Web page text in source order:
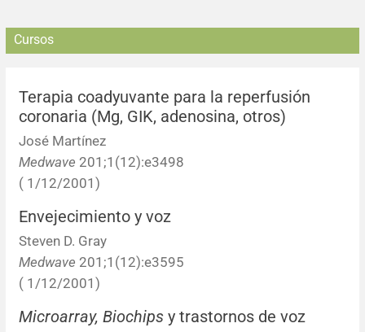
De los editores
Editoriales
Comentarios
Cartas a los editores
Errata y notas de reserva
Agradecimientos
Impressum
Estudios originales
Estudios cualitativos
Revisiones sistemáticas
Protocolos
Evaluaciones económicas
Análisis
Revisiones clínicas
Artículos de revisión
Notas metodológicas
Comunicaciones breves
Problemas de salud pública
Notas históricas y reseñas
Reporte de caso
Notas técnicas
Descripción
Cursos
Terapia coadyuvante para la reperfusión
coronaria (Mg, GIK, adenosina, otros)
José Martínez
Medwave 201;1(12):e3498
( 1/12/2001)
Envejecimiento y voz
Steven D. Gray
Medwave 201;1(12):e3595
( 1/12/2001)
Microarray, Biochips y trastornos de voz